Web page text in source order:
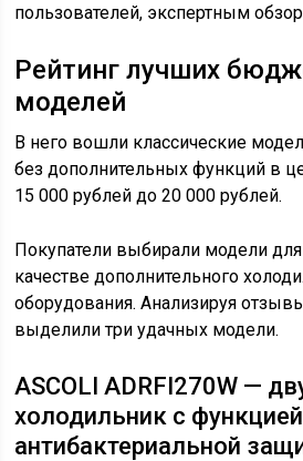
пользователей, экспертным
Рейтинг лучших
моделей
В него вошли классические
без дополнительных функций в
15 000 рублей до 20 000 рублей.
Покупатели выбирали модели
качестве дополнительного
оборудования. Анализируя
выделили три удачных модели.
ASCOLI ADRFI270W —
холодильник с функцией
антибактериальной